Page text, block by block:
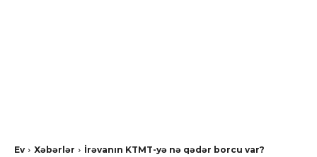
Ev Xəbərlər İrəvanın KTMT-yə nə qədər borcu var?